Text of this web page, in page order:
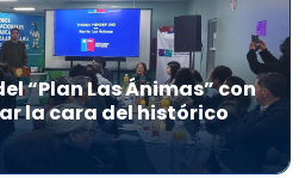
“Plan Las Ánimas” con
la cara del histórico